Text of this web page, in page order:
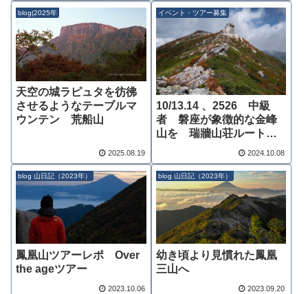
blog(2025年
天空の城ラピュタを彷彿
させるようなテーブルマ
ウンテン 荒船山
2025.08.19
イベント・ツアー募集
10/13.14 、2526 中級
者 磐座が象徴的な金峰
山を 瑞牆山荘ルート～
2026年９、１０月募集
2024.10.08
blog 山日記（2023年）
鳳凰山ツアーレポ Over
the ageツアー
2023.10.06
blog 山日記（2023年）
幼き頃より見慣れた鳳凰
三山へ
2023.09.20